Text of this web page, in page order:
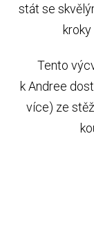
stát se
kroky
Tento
k Andree
více) ze